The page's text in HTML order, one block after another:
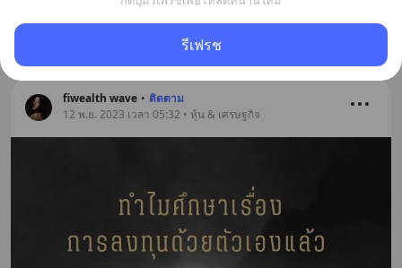
fiwealth wave • ติดตาม
12 พ.ย. 2023 เวลา 05:32 • หุ้น & เศรษฐกิจ
รีเฟรช